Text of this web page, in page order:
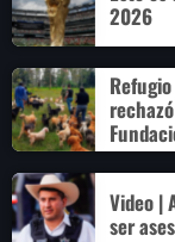
2026
Video |
ser